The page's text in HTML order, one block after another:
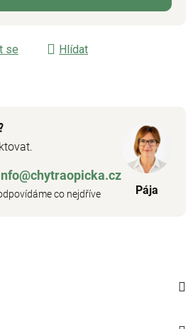
se
Hlídat
co nejdříve Pája